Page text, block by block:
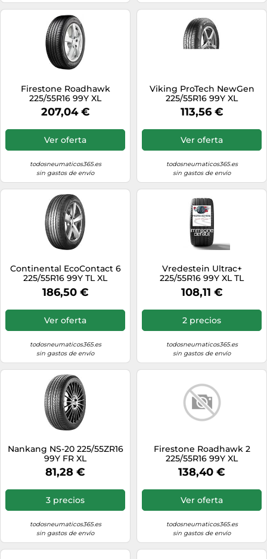
Firestone Roadhawk
225/55R16 99Y XL
207,04 €
Ver oferta
todosneumaticos365.es
sin gastos de envío
Viking ProTech NewGen
225/55R16 99Y XL
113,56 €
Ver oferta
todosneumaticos365.es
sin gastos de envío
Continental EcoContact 6
225/55R16 99Y TL XL
186,50 €
Ver oferta
todosneumaticos365.es
sin gastos de envío
Vredestein Ultrac+
225/55R16 99Y XL TL
108,11 €
2 precios
todosneumaticos365.es
sin gastos de envío
Nankang NS-20 225/55ZR16
99Y FR XL
81,28 €
3 precios
todosneumaticos365.es
sin gastos de envío
Firestone Roadhawk 2
225/55R16 99Y XL
138,40 €
Ver oferta
todosneumaticos365.es
sin gastos de envío